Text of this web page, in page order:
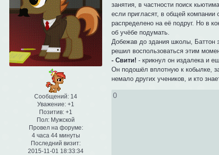
Сообщений: 14
Уважение: +1
Позитив: +1
Пол: Мужской
Провел на форуме:
4 часа 44 минуты
Последний визит:
2015-11-01 18:33:34
занятия, в частности поиск
если пригласят, в общей
распределено на её подруг. Но в
об учёбе подумать.
Добежав до здания школы, Баттон
решил воспользоваться этим
- Свити! - крикнул он издалека и
Он подошёл вплотную к кобылке,
немало других учеников, и кто
0